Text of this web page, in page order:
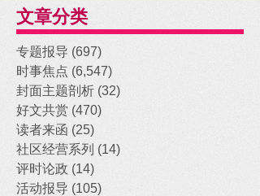
文章分类
专题报导 (697)
时事焦点 (6,547)
封面主题剖析 (32)
好文共赏 (470)
读者来函 (25)
社区经营系列 (14)
评时论政 (14)
活动报导 (105)